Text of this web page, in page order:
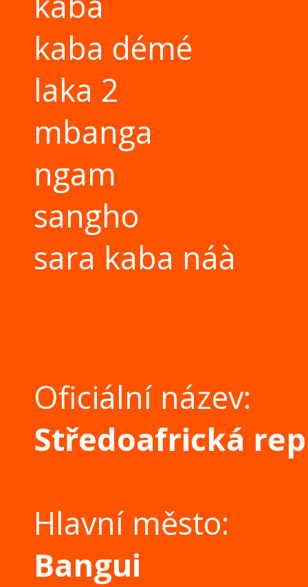
kaba démé
laka 2
mbanga
ngam
sangho
sara kaba náà
Oficiální název:
Středoafrická
Hlavní město:
Bangui